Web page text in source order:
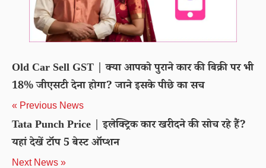
Old Car Sell GST | क्या आपको पुराने कार की बिक्री पर भी
18% जीएसटी देना होगा? जाने इसके पीछे का सच
« Previous News
Tata Punch Price | इलेक्ट्रिक कार खरीदने की सोच रहे हैं?
यहां देखें टॉप 5 बेस्ट ऑप्शन
Next News »